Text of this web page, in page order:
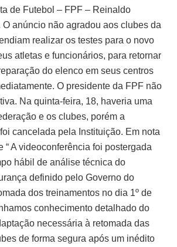
de Futebol – FPF – Reinaldo
anúncio não agradou aos clubes da
realizar os testes para o novo
atletas e funcionários, para retornar
do elenco em seus centros
O presidente da FPF não
Na quinta-feira, 18, haveria uma
e os clubes, porém a
cancelada pela Instituição. Em nota
“ A videoconferência foi postergada
hábil de análise técnica do
definido pelo Governo do
dos treinamentos no dia 1º de
conhecimento detalhado do
necessária à retomada das
de forma segura após um inédito